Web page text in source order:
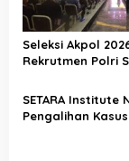
Seleksi Akpol
Rekrutmen Polri
SETARA Institute
Pengalihan